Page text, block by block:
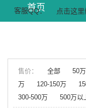
客服QQ：
首页
售价： 全部 50
万
120-150万
300-500万
500万以